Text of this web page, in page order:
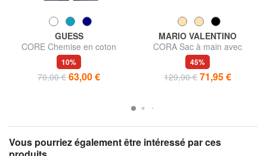
GUESS
CORE Chemise en coton
extensible
10%
70,00 € 63,00 €
MARIO VALENTINO
CORA Sac à main avec
bandoulière
45%
129,90 € 71,95 €
Vous pourriez également être intéressé par ces